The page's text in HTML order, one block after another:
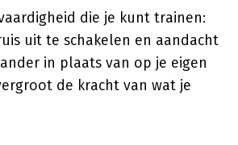
die je kunt trainen:
uit te schakelen en aandacht
in plaats van op je eigen
de kracht van wat je